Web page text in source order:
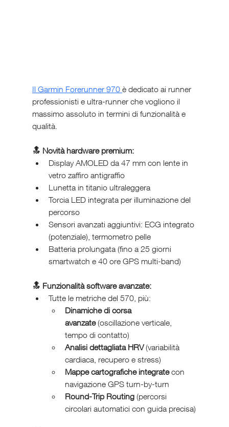
Il Garmin Forerunner 970 è dedicato ai runner
professionisti e ultra-runner che vogliono il
massimo assoluto in termini di funzionalità e
qualità.
🔝 Novità hardware premium:
Display AMOLED da 47 mm con lente in
vetro zaffiro antigraffio
Lunetta in titanio ultraleggera
Torcia LED integrata per illuminazione del
percorso
Sensori avanzati aggiuntivi: ECG integrato
(potenziale), termometro pelle
Batteria prolungata (fino a 25 giorni
smartwatch e 40 ore GPS multi-band)
🔝 Funzionalità software avanzate:
Tutte le metriche del 570, più:
Dinamiche di corsa
avanzate (oscillazione verticale,
tempo di contatto)
Analisi dettagliata HRV (variabilità
cardiaca, recupero e stress)
Mappe cartografiche integrate con
navigazione GPS turn-by-turn
Round-Trip Routing (percorsi
circolari automatici con guida precisa)